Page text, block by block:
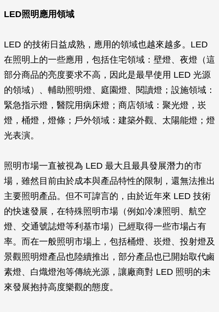
LED照明應用領域
LED 的技術日益成熟，應用的領域也越來越多。LED
在照明上的一些應用，包括住宅領域：壁燈、夜燈（這
部分商品的亮度要求不高，因此是最早使用 LED 光源
的領域）、輔助照明燈、庭園燈、閱讀燈；設施領域：
緊急指示燈，醫院用病床燈；商店領域：聚光燈，崁
燈，桶燈，燈條；戶外領域：建築外觀、太陽能燈；燈
光表演。
照明市場一直被視為 LED 最大且最具發展潛力的市
場，雖然目前由於成本與產品特性的限制，還無法推出
主要照明產品。但不可諱言的，由於近年來 LED 技術
的快速發展，在特殊照明市場（例如冷凍照明、航空
燈、交通號誌燈等利基市場）已經取得一些市場占有
率。而在一般照明市場上，包括桶燈、崁燈、投射燈及
景觀照明燈產品也陸續推出，部分產品也已開始取代鹵
素燈、白熾燈泡等傳統光源，讓廠商對 LED 照明的未
來發展抱持高度樂觀的態度。